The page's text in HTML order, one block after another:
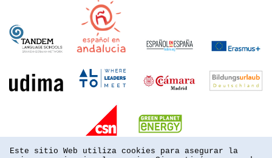
Este sitio Web utiliza cookies para asegurar la